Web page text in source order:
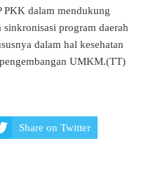
PKK dalam mendukung
sinkronisasi program daerah
dalam hal kesehatan
UMKM.(TT)
Share on Twitter